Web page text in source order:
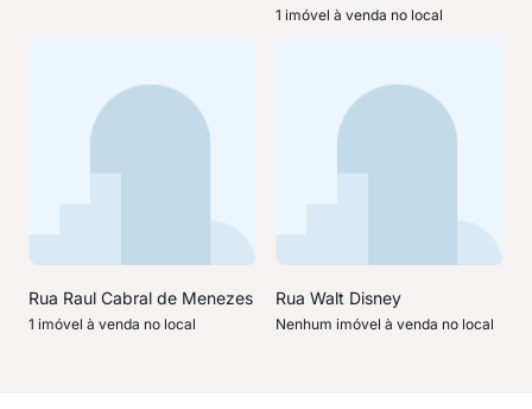
1 imóvel à venda no local
Rua Raul Cabral de Menezes
1 imóvel à venda no local
Rua Walt Disney
Nenhum imóvel à venda no local